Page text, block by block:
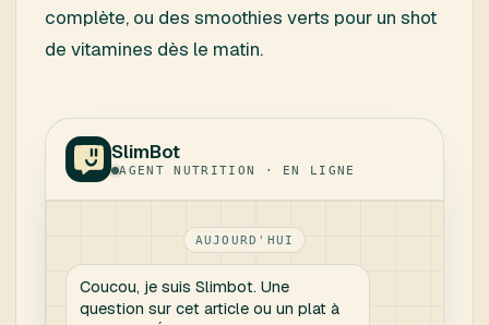
complète, ou des smoothies verts pour un shot
de vitamines dès le matin.